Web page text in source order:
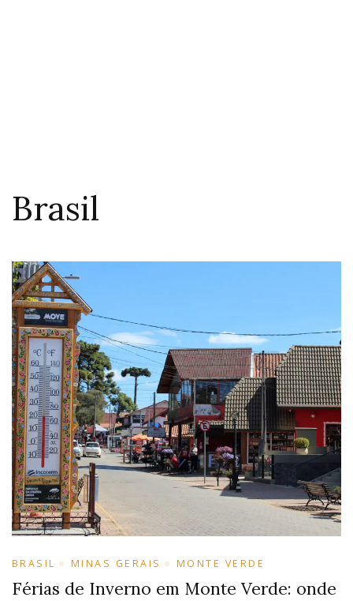
Brasil
BRASIL MINAS GERAIS MONTE VERDE
Férias de Inverno em Monte Verde: onde